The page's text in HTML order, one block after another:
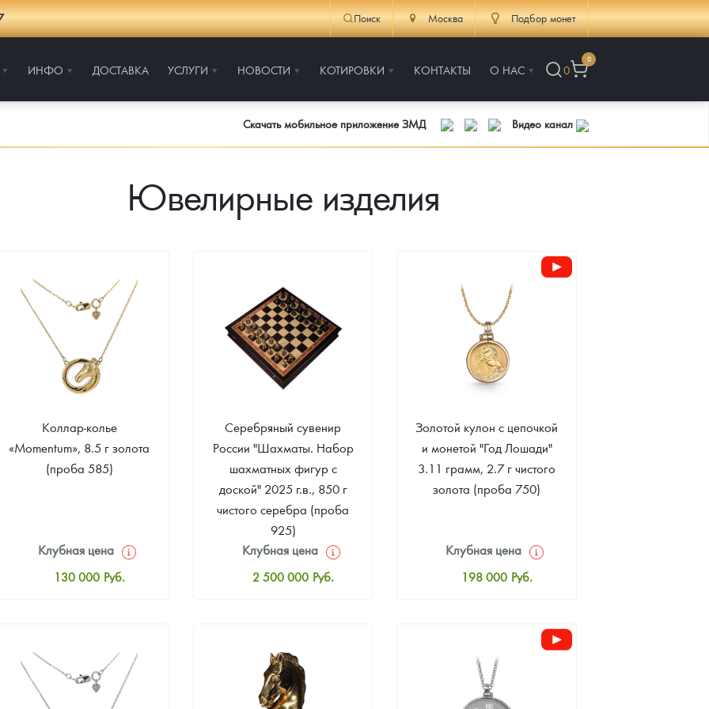
Поиск Москва Подбор монет
ИНФО ДОСТАВКА УСЛУГИ НОВОСТИ КОТИРОВКИ КОНТАКТЫ О НАС 0
0
платины на 2026 год
Скачать мобильное приложение ЗМД Видео канал
Ювелирные изделия
Коллар-колье
«Momentum», 8.5 г золота
(проба 585)
Клубная цена
130 000 Руб.
Звоните
Серебряный сувенир
России "Шахматы. Набор
шахматных фигур с
доской" 2025 г.в., 850 г
чистого серебра (проба
925)
Клубная цена
2 500 000 Руб.
Звоните
Золотой кулон с цепочкой
и монетой "Год Лошади"
3.11 грамм, 2.7 г чистого
золота (проба 750)
Клубная цена
198 000 Руб.
Звоните